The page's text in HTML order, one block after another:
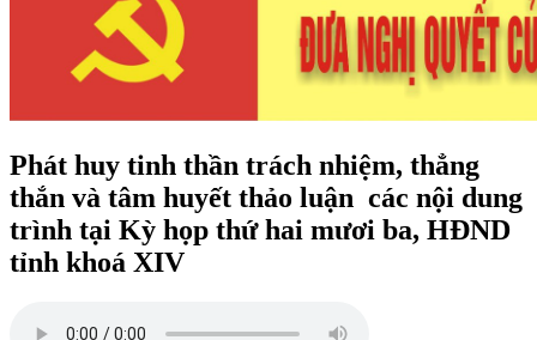
Phát huy tinh thần trách nhiệm, thẳng
thắn và tâm huyết thảo luận các nội dung
trình tại Kỳ họp thứ hai mươi ba, HĐND
tỉnh khoá XIV